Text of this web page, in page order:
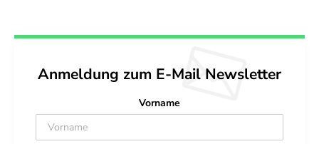
Anmeldung zum E-Mail Newsletter
Vorname